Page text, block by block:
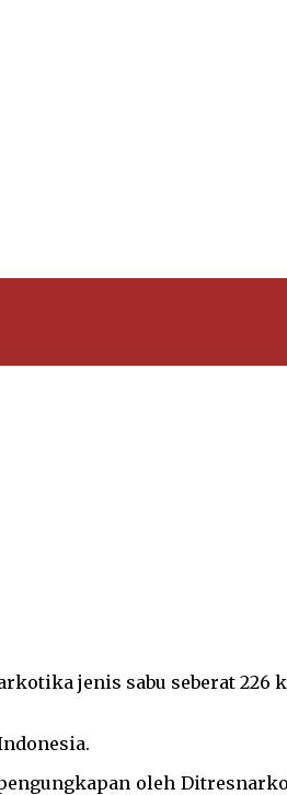
jenis sabu seberat 226
oleh